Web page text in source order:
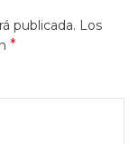
publicada. Los
*